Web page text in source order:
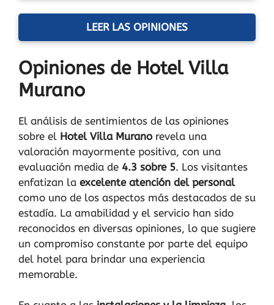
LEER LAS OPINIONES
Opiniones de Hotel Villa
Murano
El análisis de sentimientos de las opiniones
sobre el Hotel Villa Muranorevela una
valoración mayormente positiva, con una
evaluación media de 4.3 sobre 5. Los visitantes
enfatizan la excelente atención del personal
como uno de los aspectos más destacados de su
estadía. La amabilidad y el servicio han sido
reconocidos en diversas opiniones, lo que sugiere
un compromiso constante por parte del equipo
del hotel para brindar una experiencia
memorable.